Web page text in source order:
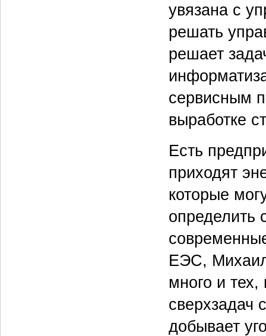
увязана с
решать
решает
сервисным
выработке
Есть
приходят
которые
определить
ЕЭС,
много и
сверхзадач
добывает